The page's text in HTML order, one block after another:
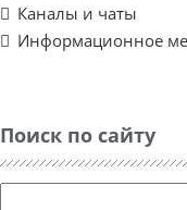
Каналы и чаты
Информационное
Поиск по сайту